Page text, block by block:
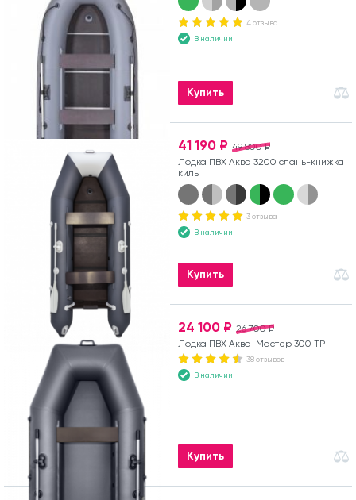
4 отзыва
В наличии
Купить
49 800 ₽
41 190 ₽
Лодка ПВХ Аква 3200 слань-книжка
киль
3 отзыва
В наличии
Купить
26 700 ₽
24 100 ₽
Лодка ПВХ Аква-Мастер 300 ТР
38 отзывов
В наличии
Купить